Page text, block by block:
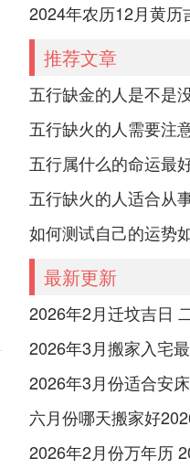
2024年农历12月黄历
推荐文章
最新更新
2026年2月份万年历